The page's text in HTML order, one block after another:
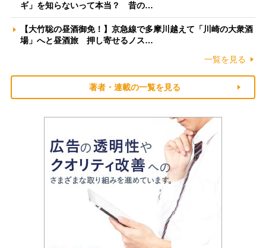
ギ」を知らないって本当？ 昔の…
【大竹聡の昼酒御免！】京急線で多摩川越えて「川崎の大衆酒
場」へと昼酒旅 押し寄せるノス…
一覧を見る
著者・連載の一覧を見る